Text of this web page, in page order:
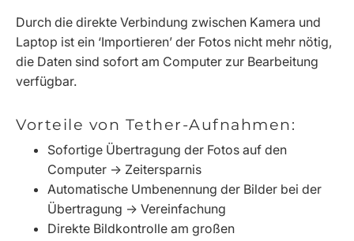
Durch die direkte Verbindung zwischen Kamera und
Laptop ist ein ‘Importieren’ der Fotos nicht mehr nötig,
die Daten sind sofort am Computer zur Bearbeitung
verfügbar.
Vorteile von Tether-Aufnahmen:
Sofortige Übertragung der Fotos auf den
Computer -> Zeitersparnis
Automatische Umbenennung der Bilder bei der
Übertragung -> Vereinfachung
Direkte Bildkontrolle am großen